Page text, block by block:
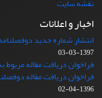
نقشه سایت
اخبار و اعلانات
انتشار شماره جدید
1397-03-03
فراخوان دریافت مقاله مربوط به
فراخوان دریافت مقاله
1396-04-02